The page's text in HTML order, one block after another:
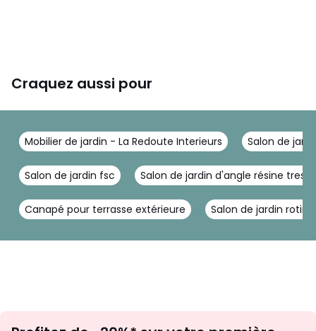
Craquez aussi pour
Mobilier de jardin - La Redoute Interieurs Salon de
Salon de jardin fsc Salon de jardin d'angle résine
Canapé pour terrasse extérieure Salon de jardin rotin